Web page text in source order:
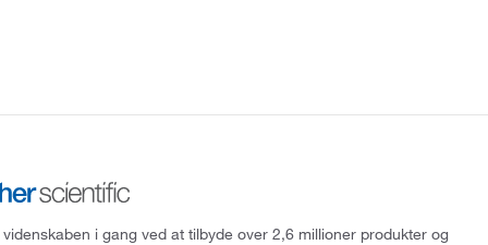
i gang ved at tilbyde over 2,6 millioner produkter og